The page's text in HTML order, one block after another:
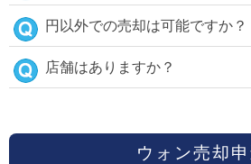
円以外での売却は可能ですか？
店舗はありますか？
ウォン売却